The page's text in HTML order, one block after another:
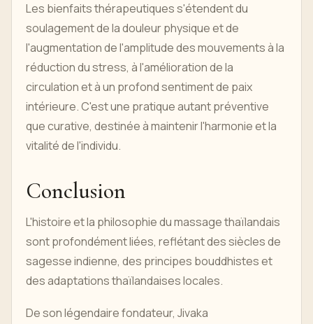
Les bienfaits thérapeutiques s'étendent du
soulagement de la douleur physique et de
l'augmentation de l'amplitude des mouvements à la
réduction du stress, à l'amélioration de la
circulation et à un profond sentiment de paix
intérieure. C'est une pratique autant préventive
que curative, destinée à maintenir l'harmonie et la
vitalité de l'individu.
Conclusion
L'histoire et la philosophie du massage thaïlandais
sont profondément liées, reflétant des siècles de
sagesse indienne, des principes bouddhistes et
des adaptations thaïlandaises locales.
De son légendaire fondateur, Jivaka